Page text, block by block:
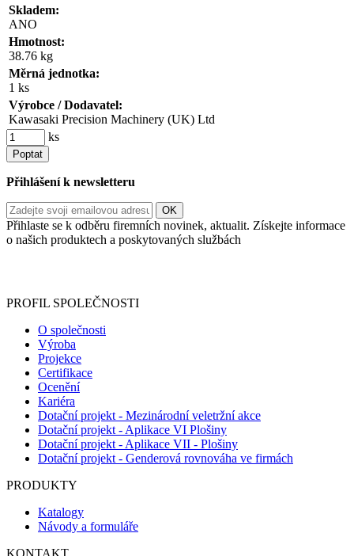
Skladem:
ANO
Hmotnost:
38.76 kg
Měrná jednotka:
1 ks
Výrobce / Dodavatel:
Kawasaki Precision Machinery (UK) Ltd
ks
Poptat
Přihlášení k newsletteru
Přihlaste se k odběru firemních novinek, aktualit. Získejte informace
o našich produktech a poskytovaných službách
PROFIL SPOLEČNOSTI
O společnosti
Výroba
Projekce
Certifikace
Ocenění
Kariéra
Dotační projekt - Mezinárodní veletržní akce
Dotační projekt - Aplikace VI Plošiny
Dotační projekt - Aplikace VII - Plošiny
Dotační projekt - Genderová rovnováha ve firmách
PRODUKTY
Katalogy
Návody a formuláře
KONTAKT